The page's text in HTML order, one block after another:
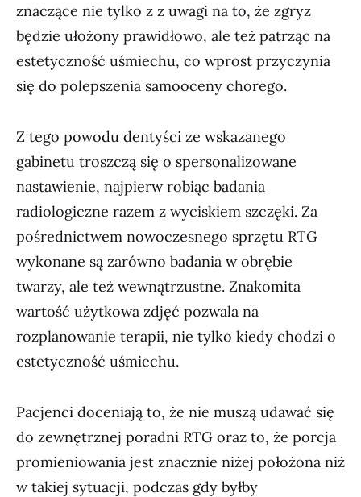
znaczące nie tylko z z uwagi na to, że zgryz
będzie ułożony prawidłowo, ale też patrząc na
estetyczność uśmiechu, co wprost przyczynia
się do polepszenia samooceny chorego.
Z tego powodu dentyści ze wskazanego
gabinetu troszczą się o spersonalizowane
nastawienie, najpierw robiąc badania
radiologiczne razem z wyciskiem szczęki. Za
pośrednictwem nowoczesnego sprzętu RTG
wykonane są zarówno badania w obrębie
twarzy, ale też wewnątrzustne. Znakomita
wartość użytkowa zdjęć pozwala na
rozplanowanie terapii, nie tylko kiedy chodzi o
estetyczność uśmiechu.
Pacjenci doceniają to, że nie muszą udawać się
do zewnętrznej poradni RTG oraz to, że porcja
promieniowania jest znacznie niżej położona niż
w takiej sytuacji, podczas gdy byłby